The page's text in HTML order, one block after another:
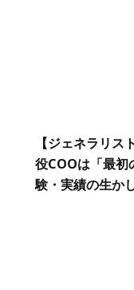
【ジェネラリ
役COOは「最初
験・実績の生か